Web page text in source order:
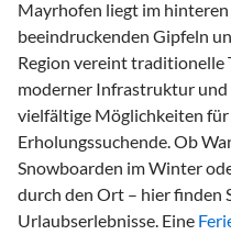
Mayrhofen liegt im
beeindruckenden Gipfeln
Region vereint
moderner Infrastruktur und
vielfältige Möglichkeiten
Erholungssuchende. Ob
Snowboarden im Winter
durch den Ort – hier finden
Urlaubserlebnisse. Eine